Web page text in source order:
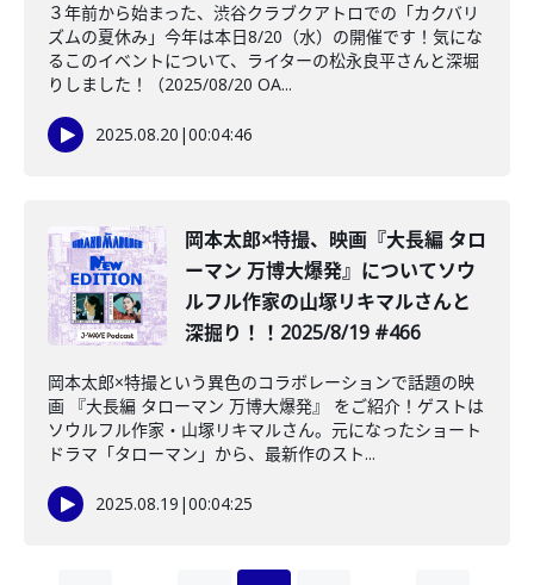
３年前から始まった、渋谷クラブクアトロでの「カクバリ
ズムの夏休み」今年は本日8/20（水）の開催です！気にな
るこのイベントについて、ライターの松永良平さんと深堀
りしました！（2025/08/20 OA...
2025.08.20 |00:04:46
️岡本太郎×特撮、映画『大長編 タロ
ーマン 万博大爆発』についてソウ
ルフル作家の山塚リキマルさんと
深掘り！！2025/8/19 #466
岡本太郎×特撮という異色のコラボレーションで話題の映
画 『大長編 タローマン 万博大爆発』 をご紹介！ゲストは
ソウルフル作家・山塚リキマルさん。元になったショート
ドラマ「タローマン」から、最新作のスト...
2025.08.19 |00:04:25